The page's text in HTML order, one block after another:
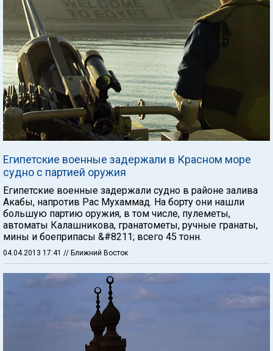
Египетские военные задержали в Красном море
судно с партией оружия
Египетские военные задержали судно в районе залива
Акабы, напротив Рас Мухаммад. На борту они нашли
большую партию оружия, в том числе, пулеметы,
автоматы Калашникова, гранатометы, ручные гранаты,
мины и боеприпасы &#8211; всего 45 тонн.
04.04.2013 17:41 // Ближний Восток